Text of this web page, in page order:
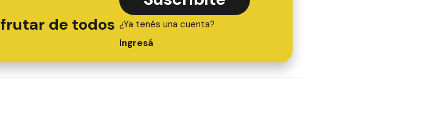
de todos ¿Ya tenés una cuenta?
Ingresá